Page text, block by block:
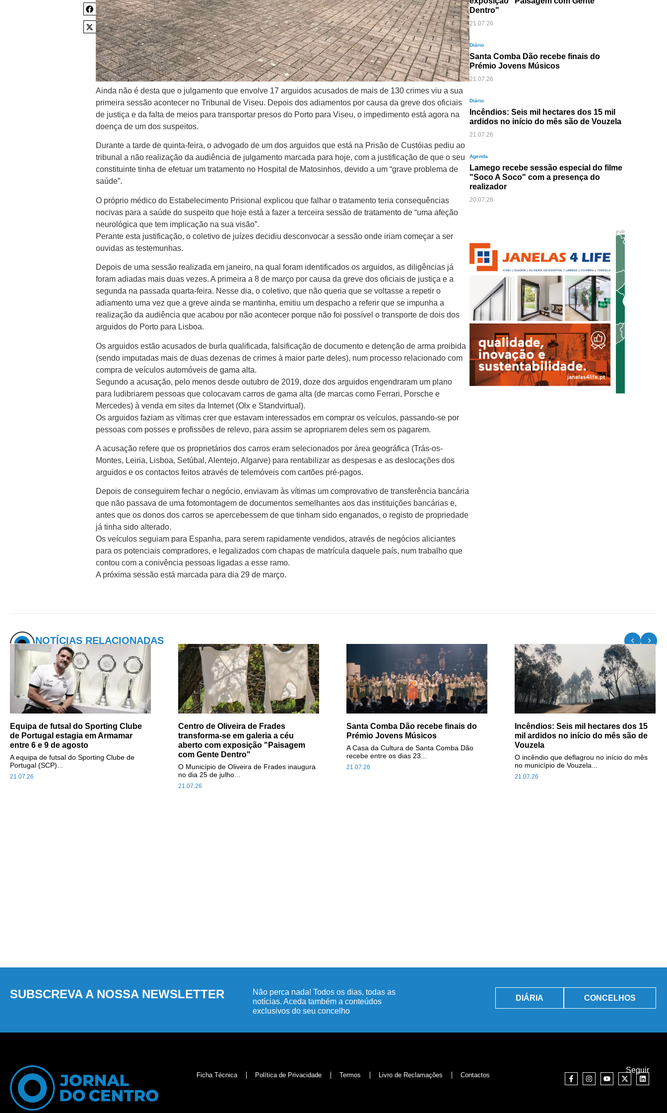
Ainda não é desta que o julgamento que envolve 17 arguidos acusados de mais de 130 crimes viu a sua
primeira sessão acontecer no Tribunal de Viseu. Depois dos adiamentos por causa da greve dos oficiais
de justiça e da falta de meios para transportar presos do Porto para Viseu, o impedimento está agora na
doença de um dos suspeitos.
Durante a tarde de quinta-feira, o advogado de um dos arguidos que está na Prisão de Custóias pediu ao
tribunal a não realização da audiência de julgamento marcada para hoje, com a justificação de que o seu
constituinte tinha de efetuar um tratamento no Hospital de Matosinhos, devido a um “grave problema de
saúde”.
O próprio médico do Estabelecimento Prisional explicou que falhar o tratamento teria consequências
nocivas para a saúde do suspeito que hoje está a fazer a terceira sessão de tratamento de “uma afeção
neurológica que tem implicação na sua visão”.
Perante esta justificação, o coletivo de juízes decidiu desconvocar a sessão onde iriam começar a ser
ouvidas as testemunhas.
Depois de uma sessão realizada em janeiro, na qual foram identificados os arguidos, as diligências já
foram adiadas mais duas vezes. A primeira a 8 de março por causa da greve dos oficiais de justiça e a
segunda na passada quarta-feira. Nesse dia, o coletivo, que não queria que se voltasse a repetir o
adiamento uma vez que a greve ainda se mantinha, emitiu um despacho a referir que se impunha a
realização da audiência que acabou por não acontecer porque não foi possível o transporte de dois dos
arguidos do Porto para Lisboa.
Os arguidos estão acusados de burla qualificada, falsificação de documento e detenção de arma proibida
(sendo imputadas mais de duas dezenas de crimes à maior parte deles), num processo relacionado com
compra de veículos automóveis de gama alta.
Segundo a acusação, pelo menos desde outubro de 2019, doze dos arguidos engendraram um plano
para ludibriarem pessoas que colocavam carros de gama alta (de marcas como Ferrari, Porsche e
Mercedes) à venda em sites da Internet (Olx e Standvirtual).
Os arguidos faziam as vítimas crer que estavam interessados em comprar os veículos, passando-se por
pessoas com posses e profissões de relevo, para assim se apropriarem deles sem os pagarem.
A acusação refere que os proprietários dos carros eram selecionados por área geográfica (Trás-os-
Montes, Leiria, Lisboa, Setúbal, Alentejo, Algarve) para rentabilizar as despesas e as deslocações dos
arguidos e os contactos feitos através de telemóveis com cartões pré-pagos.
Depois de conseguirem fechar o negócio, enviavam às vítimas um comprovativo de transferência bancária
que não passava de uma fotomontagem de documentos semelhantes aos das instituições bancárias e,
antes que os donos dos carros se apercebessem de que tinham sido enganados, o registo de propriedade
já tinha sido alterado.
Os veículos seguiam para Espanha, para serem rapidamente vendidos, através de negócios aliciantes
para os potenciais compradores, e legalizados com chapas de matrícula daquele país, num trabalho que
contou com a conivência pessoas ligadas a esse ramo.
A próxima sessão está marcada para dia 29 de março.
Dentro"
21.07.26
Diário
Santa Comba Dão recebe finais do
Prémio Jovens Músicos
21.07.26
Diário
Incêndios: Seis mil hectares dos 15 mil
ardidos no início do mês são de Vouzela
21.07.26
Agenda
Lamego recebe sessão especial do filme
"Soco A Soco" com a presença do
realizador
20.07.26
pub
NOTÍCIAS RELACIONADAS
Equipa de futsal do Sporting Clube
de Portugal estagia em Armamar
entre 6 e 9 de agosto
21.07.26
A equipa de futsal do Sporting Clube de
Portugal (SCP)...
Centro de Oliveira de Frades
transforma-se em galeria a céu
aberto com exposição "Paisagem
com Gente Dentro"
21.07.26
O Município de Oliveira de Frades inaugura
no dia 25 de julho...
Santa Comba Dão recebe finais do
Prémio Jovens Músicos
21.07.26
A Casa da Cultura de Santa Comba Dão
recebe entre os dias 23...
Incêndios: Seis mil hectares dos 15
mil ardidos no início do mês são de
Vouzela
21.07.26
O incêndio que deflagrou no início do mês
no município de Vouzela...
SUBSCREVA A NOSSA NEWSLETTER
Não perca nada! Todos os dias, todas as
notícias. Aceda também a conteúdos
exclusivos do seu concelho
DIÁRIA CONCELHOS
Ficha Técnica Política de Privacidade Termos Livro de Reclamações Contactos
Seguir